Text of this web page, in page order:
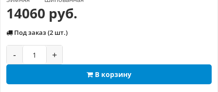
14060 руб.
Под заказ (2 шт.)
- +
В корзину